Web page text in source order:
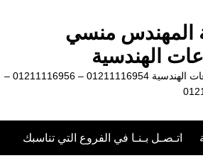
المهندس منسي
الهندسية
رائد الصناعات الهندسية 01211116954 – 01211116956 –
اتـصـل بـنـا في الفروع التي تناسبك